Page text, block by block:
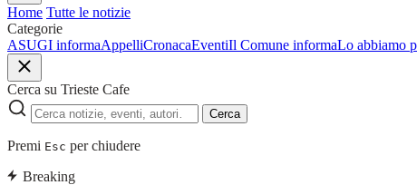
Home Tutte le notizie
Categorie
ASUGI informaAppelliCronacaEventiIl Comune informaLo abbiamo
Cerca su Trieste Cafe
Cerca
Premi Esc per chiudere
Breaking